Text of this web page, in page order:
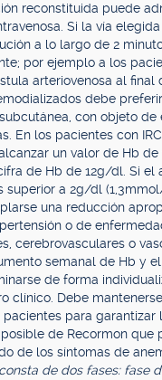
reconstituida puede
Si la vía
a lo largo de 2
por ejemplo a los
arteriovenosa al final
debe
con objeto de
En los pacientes con
un valor de Hb
de Hb de 12g/dl. Si el
superior a 2g/dl
una reducción
o de
cerebrovasculares o
semanal de Hb y
de forma
clínico. Debe
para garantizar
de Recormon que
de los síntomas de
de dos fases: fase